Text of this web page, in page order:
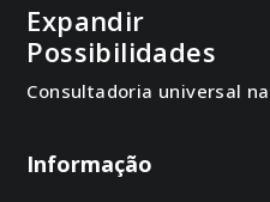
Expandir
Possibilidades
Consultadoria universal
Informação